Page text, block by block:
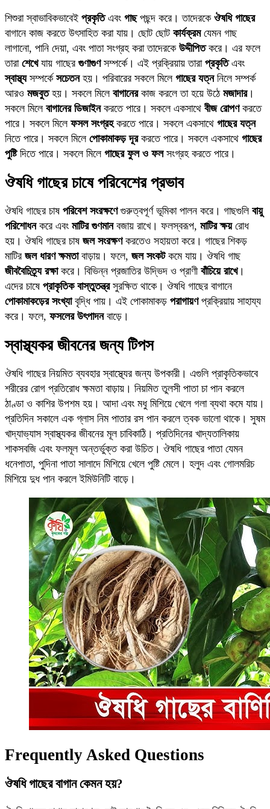
শিশুরা স্বাভাবিকভাবেই প্রকৃতিএবং গাছপছন্দ করে। তাদেরকে ঔষধি গাছের
বাগানে কাজ করতে উৎসাহিত করা যায়। ছোট ছোট কার্যক্রমযেমন গাছ
লাগানো, পানি দেয়া, এবং পাতা সংগ্রহ করা তাদেরকে উদ্দীপিতকরে। এর ফলে
তারা শেখেযায় গাছের গুণাগুণসম্পর্কে। এই প্রক্রিয়ায় তারা প্রকৃতিএবং
স্বাস্থ্যসম্পর্কে সচেতনহয়। পরিবারের সকলে মিলে গাছের যত্ননিলে সম্পর্ক
আরও মজবুতহয়। সকলে মিলে বাগানেরকাজ করলে তা হয়ে উঠে মজাদার।
সকলে মিলে বাগানের ডিজাইনকরতে পারে। সকলে একসাথে বীজ রোপণকরতে
পারে। সকলে মিলে ফসল সংগ্রহকরতে পারে। সকলে একসাথে গাছের যত্ন
নিতে পারে। সকলে মিলে পোকামাকড় দূরকরতে পারে। সকলে একসাথে গাছের
পুষ্টিদিতে পারে। সকলে মিলে গাছের ফুল ও ফলসংগ্রহ করতে পারে।
ঔষধি গাছের চাষে পরিবেশের প্রভাব
ঔষধি গাছের চাষ পরিবেশ সংরক্ষণেগুরুত্বপূর্ণ ভূমিকা পালন করে। গাছগুলি বায়ু
পরিশোধনকরে এবং মাটির গুণমানবজায় রাখে। ফলস্বরূপ, মাটির ক্ষয়রোধ
হয়। ঔষধি গাছের চাষ জল সংরক্ষণকরতেও সহায়তা করে। গাছের শিকড়
মাটির জল ধারণ ক্ষমতাবাড়ায়। ফলে, জল সংকটকমে যায়। ঔষধি গাছ
জীববৈচিত্র্য রক্ষাকরে। বিভিন্ন প্রজাতির উদ্ভিদ ও প্রাণী বাঁচিয়ে রাখে।
এদের চাষে প্রাকৃতিক বাস্তুতন্ত্রসুরক্ষিত থাকে। ঔষধি গাছের বাগানে
পোকামাকড়ের সংখ্যাবৃদ্ধি পায়। এই পোকামাকড় পরাগায়ণপ্রক্রিয়ায় সাহায্য
করে। ফলে, ফসলের উৎপাদনবাড়ে।
স্বাস্থ্যকর জীবনের জন্য টিপস
ঔষধি গাছের নিয়মিত ব্যবহার স্বাস্থ্যের জন্য উপকারী। এগুলি প্রাকৃতিকভাবে
শরীরের রোগ প্রতিরোধ ক্ষমতা বাড়ায়। নিয়মিত তুলসী পাতা চা পান করলে
ঠাণ্ডা ও কাশির উপশম হয়। আদা এবং মধু মিশিয়ে খেলে গলা ব্যথা কমে যায়।
প্রতিদিন সকালে এক গ্লাস নিম পাতার রস পান করলে ত্বক ভালো থাকে। সুষম
খাদ্যাভ্যাস স্বাস্থ্যকর জীবনের মূল চাবিকাঠি। প্রতিদিনের খাদ্যতালিকায়
শাকসবজি এবং ফলমূল অন্তর্ভুক্ত করা উচিত। ঔষধি গাছের পাতা যেমন
ধনেপাতা, পুদিনা পাতা সালাদে মিশিয়ে খেলে পুষ্টি মেলে। হলুদ এবং গোলমরিচ
মিশিয়ে দুধ পান করলে ইমিউনিটি বাড়ে।
Frequently Asked Questions
ঔষধি গাছের বাগান কেমন হয়?